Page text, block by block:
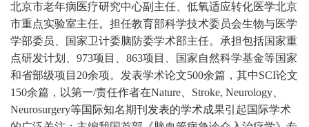
北京市老年病医疗研究中心副主任、低氧适应转化医学北京
市重点实验室主任。担任教育部科学技术委员会生物与医学
学部委员、国家卫计委脑防委学术部主任。承担包括国家重
点研发计划、973项目、863项目、国家自然科学基金等国家
和省部级项目20余项。发表学术论文500余篇，其中SCI论文
150余篇，以第一/责任作者在Nature、Stroke, Neurology、
Neurosurgery等国际知名期刊发表的学术成果引起国际学术